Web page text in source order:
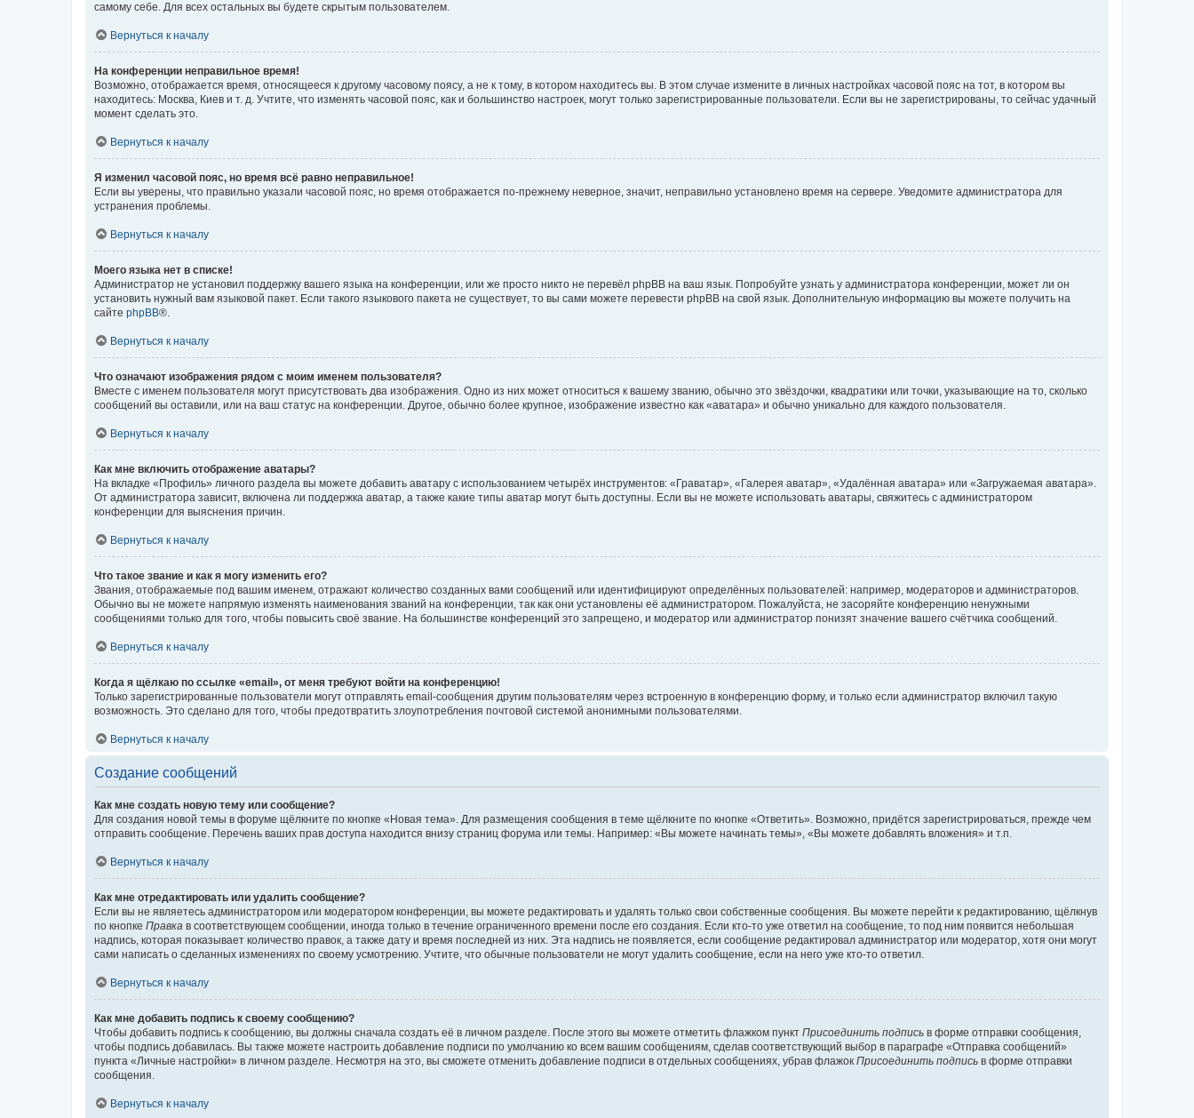
самому себе. Для всех остальных вы будете скрытым пользователем.
Вернуться к началу
На конференции неправильное время!
Возможно, отображается время, относящееся к другому часовому поясу, а не к тому, в котором находитесь вы. В этом случае измените в личных настройках часовой пояс на тот, в котором вы
находитесь: Москва, Киев и т. д. Учтите, что изменять часовой пояс, как и большинство настроек, могут только зарегистрированные пользователи. Если вы не зарегистрированы, то сейчас удачный
момент сделать это.
Вернуться к началу
Я изменил часовой пояс, но время всё равно неправильное!
Если вы уверены, что правильно указали часовой пояс, но время отображается по-прежнему неверное, значит, неправильно установлено время на сервере. Уведомите администратора для
устранения проблемы.
Вернуться к началу
Моего языка нет в списке!
Администратор не установил поддержку вашего языка на конференции, или же просто никто не перевёл phpBB на ваш язык. Попробуйте узнать у администратора конференции, может ли он
установить нужный вам языковой пакет. Если такого языкового пакета не существует, то вы сами можете перевести phpBB на свой язык. Дополнительную информацию вы можете получить на
сайте phpBB®.
Вернуться к началу
Что означают изображения рядом с моим именем пользователя?
Вместе с именем пользователя могут присутствовать два изображения. Одно из них может относиться к вашему званию, обычно это звёздочки, квадратики или точки, указывающие на то, сколько
сообщений вы оставили, или на ваш статус на конференции. Другое, обычно более крупное, изображение известно как «аватара» и обычно уникально для каждого пользователя.
Вернуться к началу
Как мне включить отображение аватары?
На вкладке «Профиль» личного раздела вы можете добавить аватару с использованием четырёх инструментов: «Граватар», «Галерея аватар», «Удалённая аватара» или «Загружаемая аватара».
От администратора зависит, включена ли поддержка аватар, а также какие типы аватар могут быть доступны. Если вы не можете использовать аватары, свяжитесь с администратором
конференции для выяснения причин.
Вернуться к началу
Что такое звание и как я могу изменить его?
Звания, отображаемые под вашим именем, отражают количество созданных вами сообщений или идентифицируют определённых пользователей: например, модераторов и администраторов.
Обычно вы не можете напрямую изменять наименования званий на конференции, так как они установлены её администратором. Пожалуйста, не засоряйте конференцию ненужными
сообщениями только для того, чтобы повысить своё звание. На большинстве конференций это запрещено, и модератор или администратор понизят значение вашего счётчика сообщений.
Вернуться к началу
Когда я щёлкаю по ссылке «email», от меня требуют войти на конференцию!
Только зарегистрированные пользователи могут отправлять email-сообщения другим пользователям через встроенную в конференцию форму, и только если администратор включил такую
возможность. Это сделано для того, чтобы предотвратить злоупотребления почтовой системой анонимными пользователями.
Вернуться к началу
Создание сообщений
Как мне создать новую тему или сообщение?
Для создания новой темы в форуме щёлкните по кнопке «Новая тема». Для размещения сообщения в теме щёлкните по кнопке «Ответить». Возможно, придётся зарегистрироваться, прежде чем
отправить сообщение. Перечень ваших прав доступа находится внизу страниц форума или темы. Например: «Вы можете начинать темы», «Вы можете добавлять вложения» и т.п.
Вернуться к началу
Как мне отредактировать или удалить сообщение?
Если вы не являетесь администратором или модератором конференции, вы можете редактировать и удалять только свои собственные сообщения. Вы можете перейти к редактированию, щёлкнув
по кнопке Правка в соответствующем сообщении, иногда только в течение ограниченного времени после его создания. Если кто-то уже ответил на сообщение, то под ним появится небольшая
надпись, которая показывает количество правок, а также дату и время последней из них. Эта надпись не появляется, если сообщение редактировал администратор или модератор, хотя они могут
сами написать о сделанных изменениях по своему усмотрению. Учтите, что обычные пользователи не могут удалить сообщение, если на него уже кто-то ответил.
Вернуться к началу
Как мне добавить подпись к своему сообщению?
Чтобы добавить подпись к сообщению, вы должны сначала создать её в личном разделе. После этого вы можете отметить флажком пункт Присоединить подпись в форме отправки сообщения,
чтобы подпись добавилась. Вы также можете настроить добавление подписи по умолчанию ко всем вашим сообщениям, сделав соответствующий выбор в параграфе «Отправка сообщений»
пункта «Личные настройки» в личном разделе. Несмотря на это, вы сможете отменить добавление подписи в отдельных сообщениях, убрав флажок Присоединить подпись в форме отправки
сообщения.
Вернуться к началу